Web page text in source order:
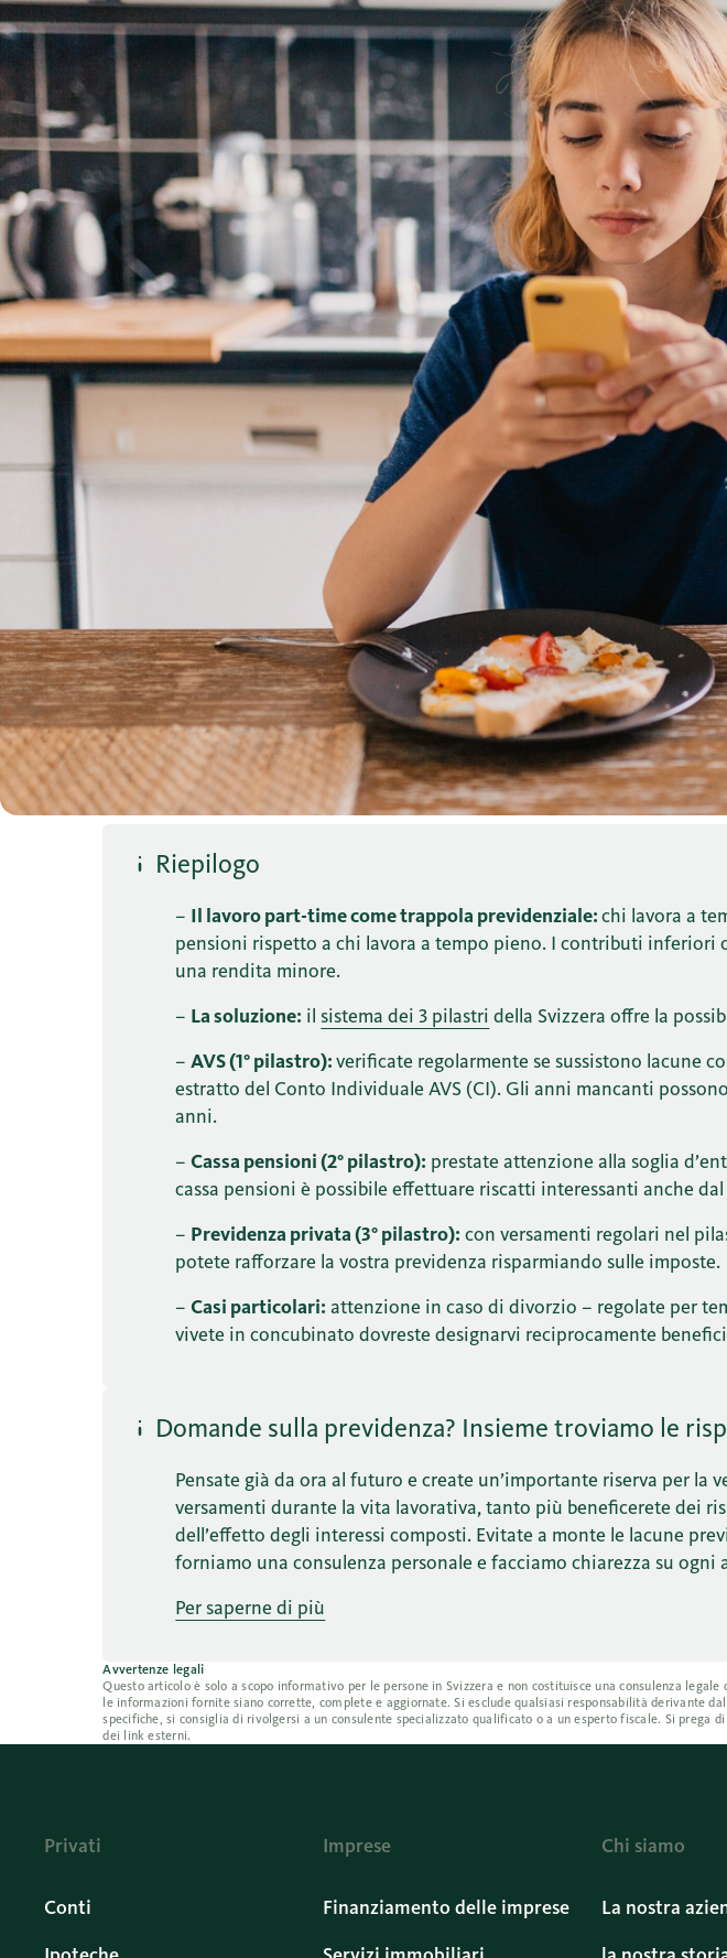
Riepilogo
– Il lavoro part-time come trappola previdenziale:chi lavora a
pensioni rispetto a chi lavora a tempo pieno. I contributi inferiori
una rendita minore.
– La soluzione: il sistema dei 3 pilastri della Svizzera offre la
–AVS (1° pilastro):verificate regolarmente se sussistono lacune
estratto del Conto Individuale AVS (CI). Gli anni mancanti
anni.
–Cassa pensioni (2° pilastro): prestate attenzione alla soglia
cassa pensioni è possibile effettuare riscatti interessanti anche
– Previdenza privata (3° pilastro): con versamenti regolari nel
potete rafforzare la vostra previdenza risparmiando sulle imposte.
–Casi particolari: attenzione in caso di divorzio – regolate per
vivete in concubinato dovreste designarvi reciprocamente
Domande sulla previdenza? Insieme troviamo le
Pensate già da ora al futuro e create un’importante riserva per la
versamenti durante la vita lavorativa, tanto più beneficerete dei
dell’effetto degli interessi composti. Evitate a monte le lacune
forniamo una consulenza personale e facciamo chiarezza su ogni
Per saperne di più
Avvertenze legali
Questo articolo è solo a scopo informativo per le persone in Svizzera e non costituisce una consulenza
le informazioni fornite siano corrette, complete e aggiornate. Si esclude qualsiasi responsabilità derivante
specifiche, si consiglia di rivolgersi a un consulente specializzato qualificato o a un esperto fiscale. Si prega
dei link esterni.
Privati
Conti
Imprese
Finanziamento delle imprese
Chi siamo
La nostra